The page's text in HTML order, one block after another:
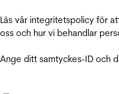
Läs vår integritetspolicy för
oss och hur vi behandlar
Ange ditt samtyckes-ID och